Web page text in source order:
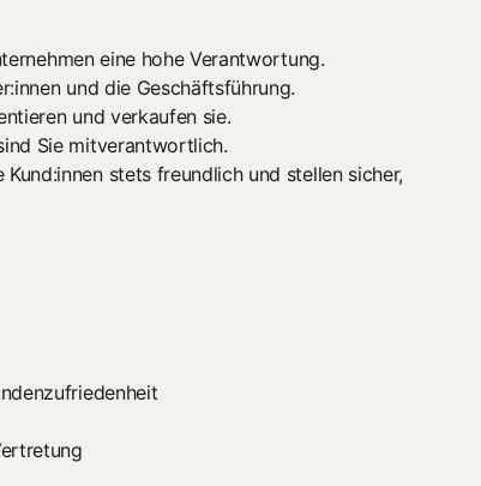
eine hohe Verantwortung.
und die Geschäftsführung.
und verkaufen sie.
Sie mitverantwortlich.
stets freundlich und stellen sicher,